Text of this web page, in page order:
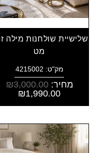
שלישיית שולחנות מילה
מט
מק"ט: 4215002
מחיר: ₪3,000.00
₪1,990.00